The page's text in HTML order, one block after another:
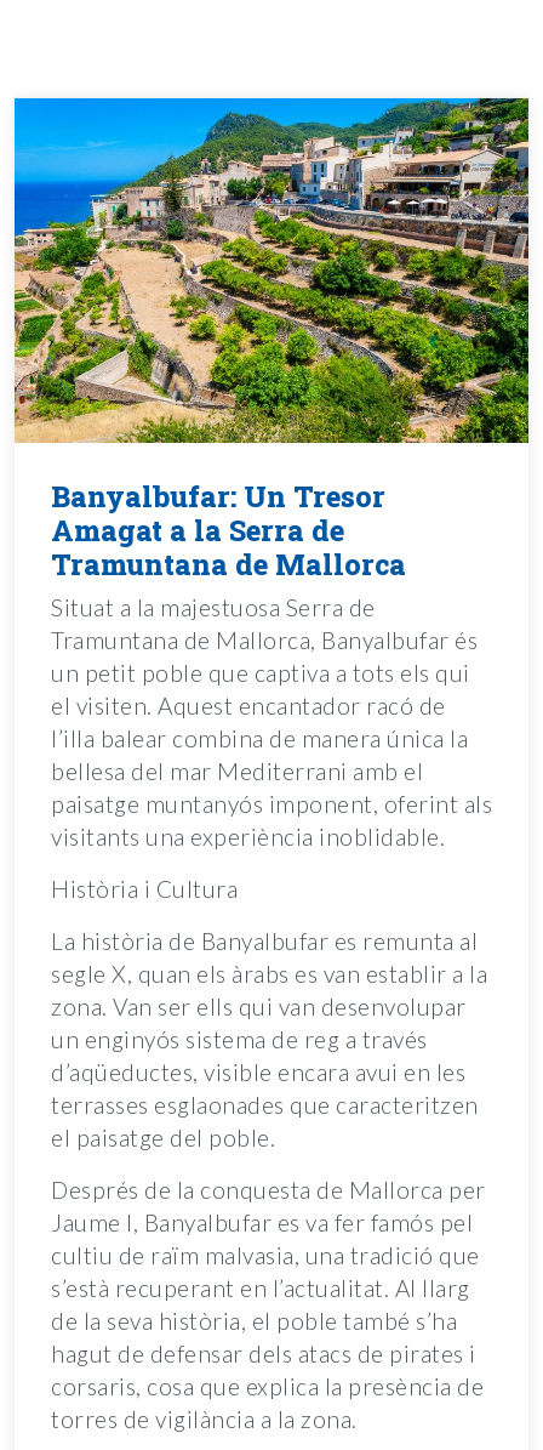
Banyalbufar: Un Tresor
Amagat a la Serra de
Tramuntana de Mallorca
Situat a la majestuosa Serra de
Tramuntana de Mallorca, Banyalbufar és
un petit poble que captiva a tots els qui
el visiten. Aquest encantador racó de
l’illa balear combina de manera única la
bellesa del mar Mediterrani amb el
paisatge muntanyós imponent, oferint als
visitants una experiència inoblidable.
Història i Cultura
La història de Banyalbufar es remunta al
segle X, quan els àrabs es van establir a la
zona. Van ser ells qui van desenvolupar
un enginyós sistema de reg a través
d’aqüeductes, visible encara avui en les
terrasses esglaonades que caracteritzen
el paisatge del poble.
Després de la conquesta de Mallorca per
Jaume I, Banyalbufar es va fer famós pel
cultiu de raïm malvasia, una tradició que
s’està recuperant en l’actualitat. Al llarg
de la seva història, el poble també s’ha
hagut de defensar dels atacs de pirates i
corsaris, cosa que explica la presència de
torres de vigilància a la zona.